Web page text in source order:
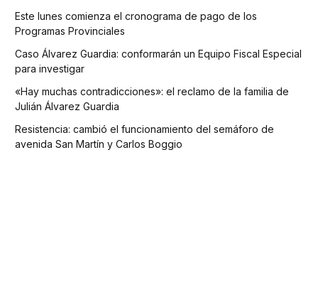
Este lunes comienza el cronograma de pago de los
Programas Provinciales
Caso Álvarez Guardia: conformarán un Equipo Fiscal Especial
para investigar
«Hay muchas contradicciones»: el reclamo de la familia de
Julián Álvarez Guardia
Resistencia: cambió el funcionamiento del semáforo de
avenida San Martín y Carlos Boggio